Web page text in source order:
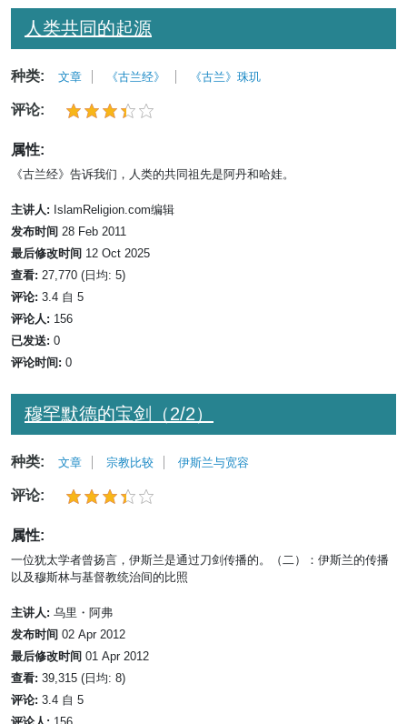
人类共同的起源
种类: 文章 《古兰经》 《古兰》珠玑
评论:
属性:
《古兰经》告诉我们，人类的共同祖先是阿丹和哈娃。
主讲人: IslamReligion.com编辑
发布时间 28 Feb 2011
最后修改时间 12 Oct 2025
查看: 27,770 (日均: 5)
评论: 3.4 自 5
评论人: 156
已发送: 0
评论时间: 0
穆罕默德的宝剑（2/2）
种类: 文章 宗教比较 伊斯兰与宽容
评论:
属性:
一位犹太学者曾扬言，伊斯兰是通过刀剑传播的。（二）：伊斯兰的传播
以及穆斯林与基督教统治间的比照
主讲人: 乌里・阿弗
发布时间 02 Apr 2012
最后修改时间 01 Apr 2012
查看: 39,315 (日均: 8)
评论: 3.4 自 5